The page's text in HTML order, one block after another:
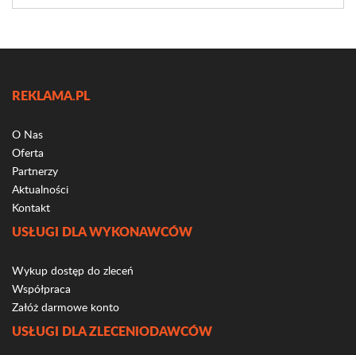
REKLAMA.PL
O Nas
Oferta
Partnerzy
Aktualności
Kontakt
USŁUGI DLA WYKONAWCÓW
Wykup dostęp do zleceń
Współpraca
Załóż darmowe konto
USŁUGI DLA ZLECENIODAWCÓW